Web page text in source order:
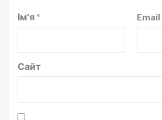
Ім'я * Email
Сайт